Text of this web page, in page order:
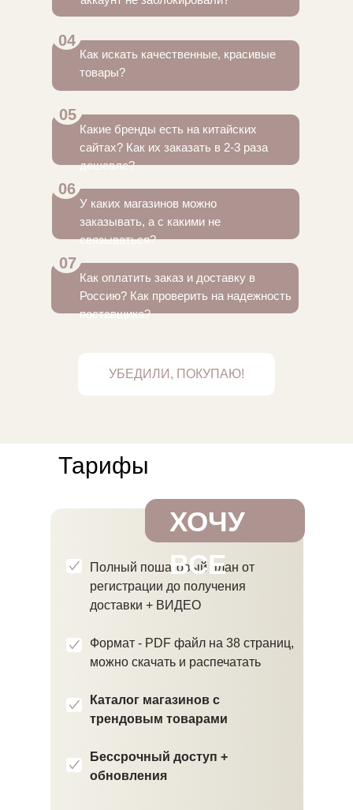
Какие бренды есть на китайских
сайтах? Как их заказать в 2-3 раза
дешевле?
У каких магазинов можно
заказывать, а с какими не
связываться?
УБЕДИЛИ, ПОКУПАЮ!
Как искать качественные, красивые
товары?
Как оплатить заказ и доставку в
Россию? Как проверить на надежность
поставщика?
05
06
04
07
Тарифы
Полный пошаговый план от
регистрации до получения
доставки + ВИДЕО
Формат - PDF файл на 38 страниц,
можно скачать и распечатать
Каталог магазинов с
трендовым товарами
Бессрочный доступ +
обновления
ХОЧУ
ВСЕ